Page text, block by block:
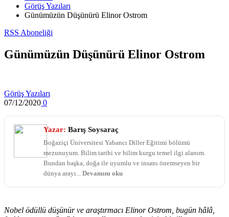
Görüş Yazıları
Günümüzün Düşünürü Elinor Ostrom
RSS Aboneliği
Günümüzün Düşünürü Elinor Ostrom
Görüş Yazıları
07/12/2020 0
Yazar: Barış Soysaraç
Boğaziçi Üniversitesi Yabancı Diller Eğitimi bölümü
mezunuyum. Bilim tarihi ve bilim kurgu temel ilgi alanım.
Bundan başka, doğa ile uyumlu ve insanı önemseyen bir
dünya arayı... Devamını oku
Nobel ödüllü düşünür ve araştırmacı Elinor Ostrom, bugün hâlâ,